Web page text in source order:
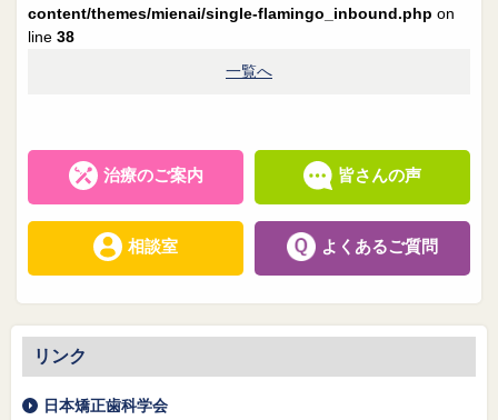
content/themes/mienai/single-flamingo_inbound.php on
line 38
一覧へ
治療のご案内 皆さんの声
相談室 よくあるご質問
リンク
日本矯正歯科学会